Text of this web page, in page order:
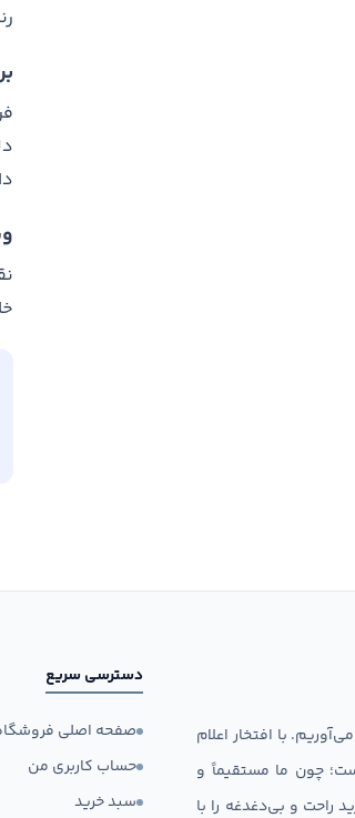
با افتخار اعلام
چون ما مستقیماً و
راحت و بی‌دغدغه را با
دسترسی سریع
صفحه اصلی
حساب کاربری من
سبد خرید